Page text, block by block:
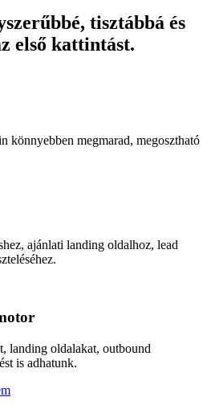
tisztábbá és
első kattintást.
könnyebben megmarad, megosztható
ajánlati landing oldalhoz, lead
landing oldalakat, outbound
is adhatunk.